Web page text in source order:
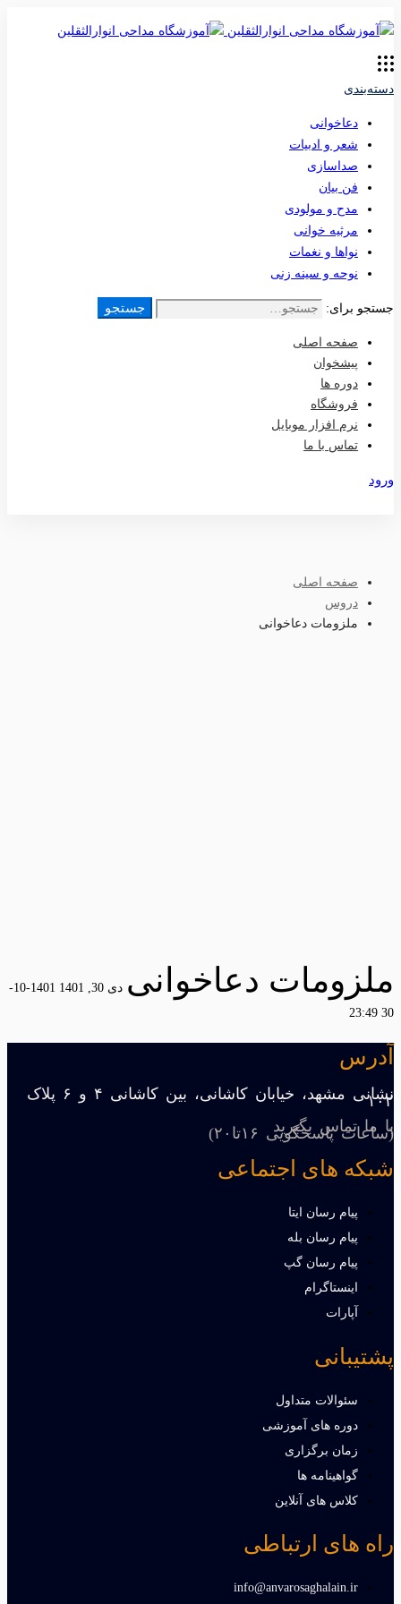
دسته‌بندی
دعاخوانی
شعر و ادبیات
صداسازی
فن بیان
مدح و مولودی
مرثیه خوانی
نواها و نغمات
نوحه و سینه زنی
جستجو برای: جستجو
صفحه اصلی
پیشخوان
دوره ها
فروشگاه
نرم افزار موبایل
تماس با ما
ورود
صفحه اصلی
دروس
ملزومات دعاخوانی
ملزومات دعاخوانی دی 30, 1401
1401-10-
30 23:49
آدرس
نشانی مشهد، خیابان کاشانی، بین کاشانی ۴ و ۶ پلاک
۱۰۲
با ما تماس بگیرید
(ساعات پاسخگویی ۱۶تا۲۰)
شبکه های اجتماعی
پیام رسان ایتا
پیام رسان بله
پیام رسان گپ
اینستاگرام
آپارات
پشتیبانی
سئوالات متداول
دوره های آموزشی
زمان برگزاری
گواهینامه ها
کلاس های آنلاین
راه های ارتباطی
info@anvarosaghalain.ir​